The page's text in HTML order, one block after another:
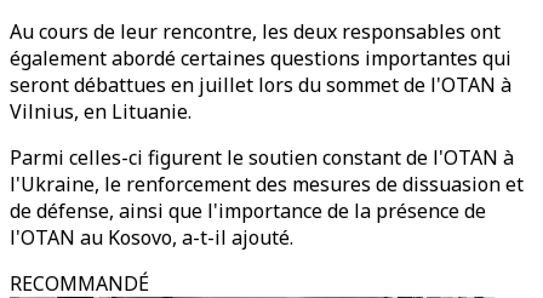
Au cours de leur rencontre, les deux responsables ont
également abordé certaines questions importantes qui
seront débattues en juillet lors du sommet de l'OTAN à
Vilnius, en Lituanie.
Parmi celles-ci figurent le soutien constant de l'OTAN à
l'Ukraine, le renforcement des mesures de dissuasion et
de défense, ainsi que l'importance de la présence de
l'OTAN au Kosovo, a-t-il ajouté.
RECOMMANDÉ